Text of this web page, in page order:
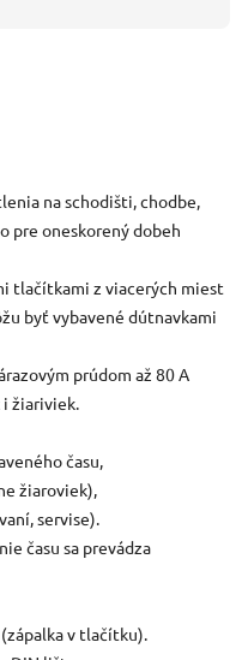
na schodišti, chodbe,
pre oneskorený dobeh
tlačítkami z viacerých miest
byť vybavené dútnavkami
prúdom až 80 A
žiariviek.
času,
žiaroviek),
servise).
času sa prevádza
v tlačítku).